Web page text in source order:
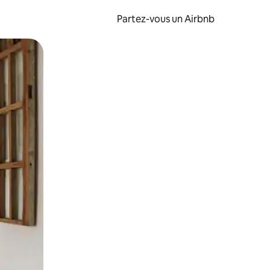
Partez-vous un Airbnb
en les faisant glisser.